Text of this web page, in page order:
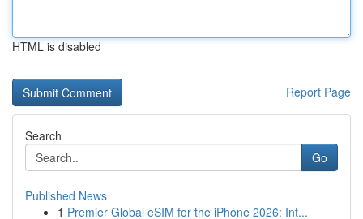
HTML is disabled
Report Page
Search
Go
Published News
1 Premier Global eSIM for the iPhone 2026: Int...